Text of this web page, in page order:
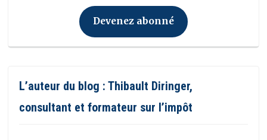
Devenez abonné
L’auteur du blog : Thibault Diringer,
consultant et formateur sur l’impôt